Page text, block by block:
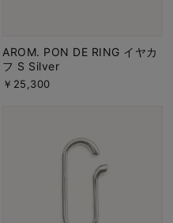
AROM. PON DE RING イヤカ
フ S Silver
￥25,300